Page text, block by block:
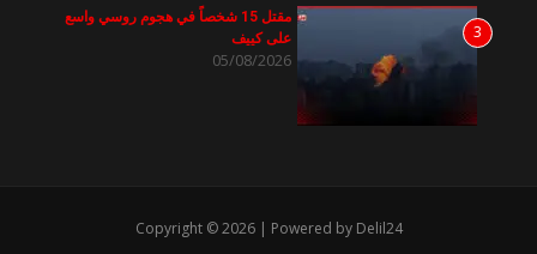
3
مقتل 15 شخصاً في هجوم روسي واسع
على كييف
05/08/2026
Copyright © 2026 | Powered by Delil24